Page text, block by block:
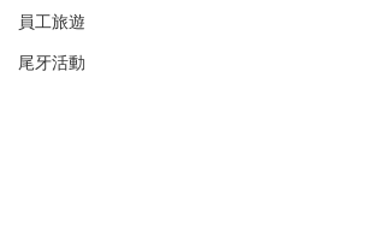
員工旅遊
尾牙活動